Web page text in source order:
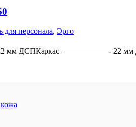
для персонала, Эрго
мм ДСПКаркас ——————- 22